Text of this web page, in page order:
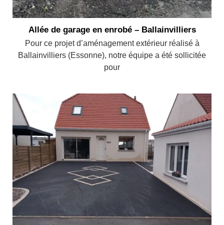
Allée de garage en enrobé – Ballainvilliers
Pour ce projet d’aménagement extérieur réalisé à
Ballainvilliers (Essonne), notre équipe a été sollicitée
pour